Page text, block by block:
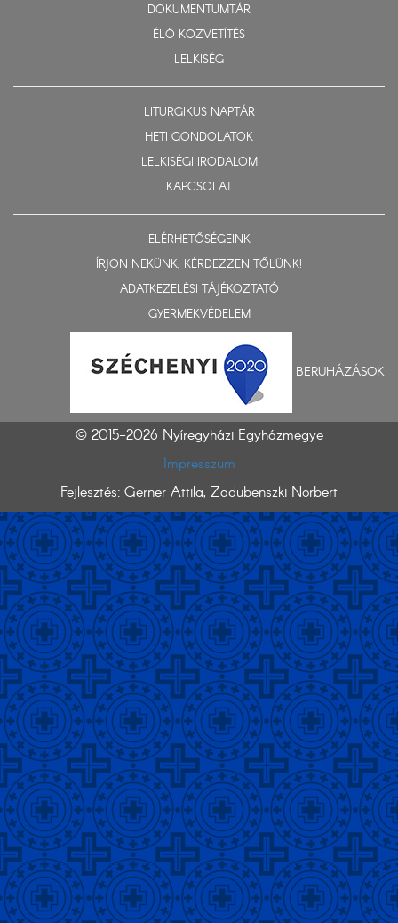
DOKUMENTUMTÁR
ÉLŐ KÖZVETÍTÉS
LELKISÉG
LITURGIKUS NAPTÁR
HETI GONDOLATOK
LELKISÉGI IRODALOM
KAPCSOLAT
ELÉRHETŐSÉGEINK
ÍRJON NEKÜNK, KÉRDEZZEN TŐLÜNK!
ADATKEZELÉSI TÁJÉKOZTATÓ
GYERMEKVÉDELEM
BERUHÁZÁSOK
© 2015-2026 Nyíregyházi Egyházmegye
Impresszum
Fejlesztés: Gerner Attila, Zadubenszki Norbert